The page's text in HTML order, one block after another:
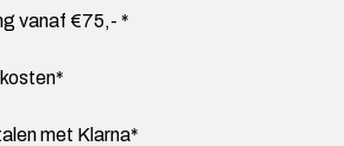
vanaf €75,- *
met Klarna*